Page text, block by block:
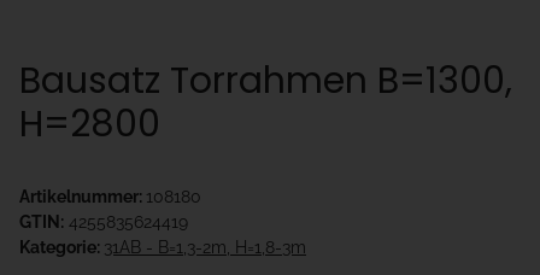
Bausatz Torrahmen B=1300,
H=2800
Artikelnummer: 108180
GTIN: 4255835624419
Kategorie: 31AB - B=1,3-2m, H=1,8-3m